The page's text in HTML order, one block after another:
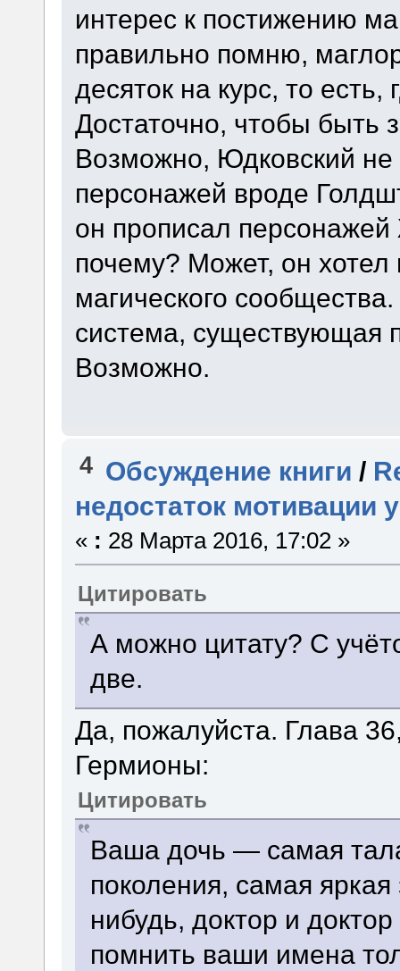
интерес к постижению
правильно помню,
десяток на курс, то
Достаточно, чтобы быть
Возможно, Юдковский
персонажей вроде
он прописал
почему? Может, он хотел
магического
система, существующая
Возможно.
4 Обсуждение книги /
недостаток мотивации
« : 28 Марта 2016, 17:02 »
Цитировать
А можно цитату? С
две.
Да, пожалуйста. Глава
Гермионы:
Цитировать
Ваша дочь — самая
поколения, самая яркая
нибудь, доктор и
помнить ваши имена